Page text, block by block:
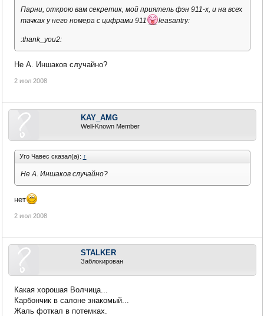
Парни, открою вам секретик, мой приятель фэн 911-х, и на всех
тачках у него номера с цифрами 911
leasantry:
:thank_you2:
Не А. Иншаков случайно?
2 июл 2008
KAY_AMG
Well-Known Member
Уго Чавес сказал(а): ↑
Не А. Иншаков случайно?
нет
2 июл 2008
STALKER
Заблокирован
Какая хорошая Волчица...
Карбончик в салоне знакомый...
Жаль фоткал в потемках.